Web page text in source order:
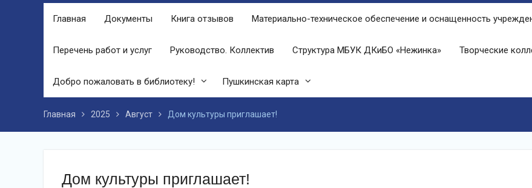
беспроигрышная лотерея и все кто
призы от спонсоров в виде упаковок
подсолнечного масла и муки.
Наша землячка стала финалисткой
Всероссийского конкурса
«Библиотекарь года – 2025»
Главная Документы Книга отзывов Материально-техническое обеспечение и оснащенность
Перечень работ и услуг Руководство. Коллектив Структура МБУК ДКиБО «Нежинка» Творческие
Добро пожаловать в библиотеку! Пушкинская карта
Главная 2025 Август Дом культуры приглашает!
Дом культуры приглашает!